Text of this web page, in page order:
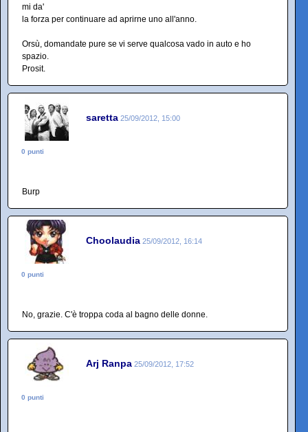
mi da'
la forza per continuare ad aprirne uno all'anno.
Orsù, domandate pure se vi serve qualcosa vado in auto e ho
spazio.
Prosit.
saretta 25/09/2012, 15:00
0 punti
Burp
Choolaudia 25/09/2012, 16:14
0 punti
No, grazie. C'è troppa coda al bagno delle donne.
Arj Ranpa 25/09/2012, 17:52
0 punti